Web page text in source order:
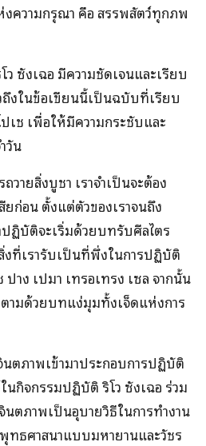
ความกรุณา คือ สรรพสัตว์ทุกภพ
ซังเฉอ มีความชัดเจนและเรียบ
งในข้อเขียนนี้เป็นฉบับที่เรียบ
เช เพื่อให้มีความกระชับและ
วัน
วายสิ่งบูชา เราจำเป็นจะต้อง
ยก่อน ตั้งแต่ตัวของเราจนถึง
ฏิบัติจะเริ่มด้วยบทรับศีลไตร
ที่เรารับเป็นที่พึ่งในการปฏิบัติ
ปาง เปมา เทรอเทรง เซล จากนั้น
ามด้วยบทแง่มุมทั้งเจ็ดแห่งการ
นตภาพเข้ามาประกอบการปฏิบัติ
นกิจกรรมปฏิบัติ ริโว ซังเฉอ ร่วม
นตภาพเป็นอุบายวิธีในการทำงาน
ทธศาสนาแบบมหายานและวัชร